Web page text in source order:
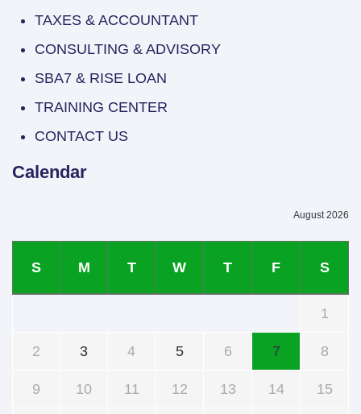
TAXES & ACCOUNTANT
CONSULTING & ADVISORY
SBA7 & RISE LOAN
TRAINING CENTER
CONTACT US
Calendar
August 2026
S M T W T F S
1
2 3 4 5 6 7 8
9 10 11 12 13 14 15